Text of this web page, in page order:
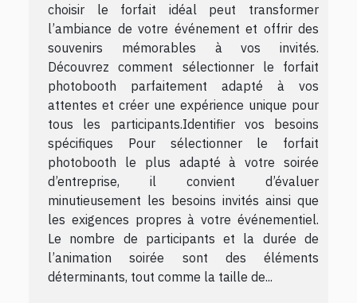
choisir le forfait idéal peut transformer
l’ambiance de votre événement et offrir des
souvenirs mémorables à vos invités.
Découvrez comment sélectionner le forfait
photobooth parfaitement adapté à vos
attentes et créer une expérience unique pour
tous les participants.Identifier vos besoins
spécifiques Pour sélectionner le forfait
photobooth le plus adapté à votre soirée
d’entreprise, il convient d’évaluer
minutieusement les besoins invités ainsi que
les exigences propres à votre événementiel.
Le nombre de participants et la durée de
l’animation soirée sont des éléments
déterminants, tout comme la taille de...